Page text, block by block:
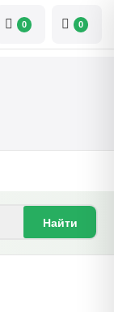
0 0
Найти